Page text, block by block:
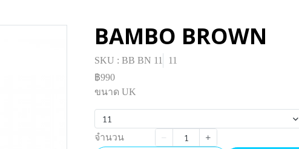
BAMBO BROWN
SKU : BB BN 11 11
฿990
ขนาด UK
11
จำนวน